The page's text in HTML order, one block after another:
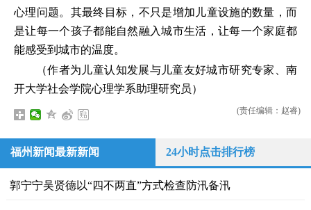
心理问题。其最终目标，不只是增加儿童设施的数量，而
是让每一个孩子都能自然融入城市生活，让每一个家庭都
能感受到城市的温度。
（作者为儿童认知发展与儿童友好城市研究专家、南
开大学社会学院心理学系助理研究员）
(责任编辑：赵睿)
福州新闻最新新闻 24小时点击排行榜
郭宁宁吴贤德以“四不两直”方式检查防汛备汛